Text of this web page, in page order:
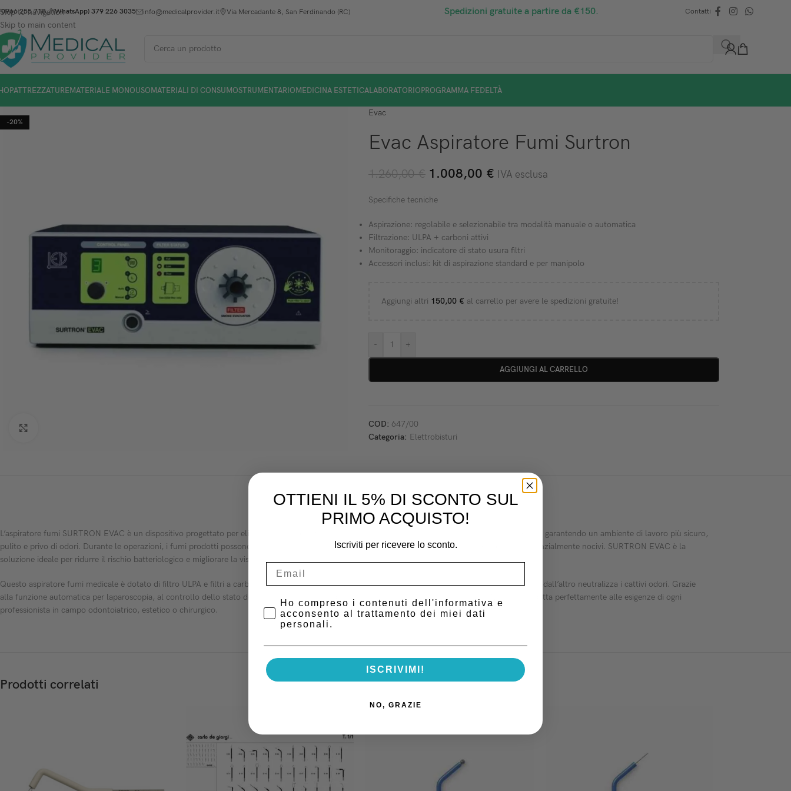
Skip to navigation
Skip to main content
0966 255 718 (WhatsApp) 379 226 3035 info@medicalprovider.it Via Mercadante 8, San Ferdinando (RC) Spedizioni gratuite a partire da €150. Contatti
ATTREZZATUREMATERIALE MONOUSOMATERIALI DI CONSUMOSTRUMENTARIOMEDICINA ESTETICALABORATORIOPROGRAMMA FEDELTÀ
-20%
Evac
Evac Aspiratore Fumi Surtron
1.260,00€ 1.008,00 € IVA esclusa
Specifiche tecniche
Aspirazione: regolabile e selezionabile tra modalità manuale o automatica
Filtrazione: ULPA + carboni attivi
Monitoraggio: indicatore di stato usura filtri
Accessori inclusi: kit di aspirazione standard e per manipolo
Aggiungi altri 150,00 € al carrello per avere le spedizioni gratuite!
- +
AGGIUNGI AL CARRELLO
COD: 647/00
Categoria: Elettrobisturi
DESCRIZIONE
L’aspiratore fumi SURTRON EVAC è un dispositivo progettato per eliminare in modo efficiente i fumi generati durante le procedure elettrochirurgiche, garantendo un ambiente di lavoro più sicuro,
pulito e privo di odori. Durante le operazioni, i fumi prodotti possono contenere vapori, particelle solide e virali, oltre a gas organici sgradevoli e potenzialmente nocivi. SURTRON EVAC è la
soluzione ideale per ridurre il rischio batteriologico e migliorare la visibilità nell’area operatoria.
Questo aspiratore fumi medicale è dotato di filtro ULPA e filtri a carboni attivi per una doppia azione: da un lato trattiene le particelle ultrafini e virali, dall’altro neutralizza i cattivi odori. Grazie
alla funzione automatica per laparoscopia, al controllo dello stato dei filtri e alla possibilità di regolare il flusso di aspirazione, SURTRON EVAC si adatta perfettamente alle esigenze di ogni
professionista in campo odontoiatrico, estetico o chirurgico.
Prodotti correlati
OTTIENI IL 5% DI SCONTO SUL
PRIMO ACQUISTO!
Iscriviti per ricevere lo sconto.
Privacy Policy
Ho compreso i contenuti dell'informativa e
acconsento al trattamento dei miei dati
personali.
ISCRIVIMI!
NO, GRAZIE